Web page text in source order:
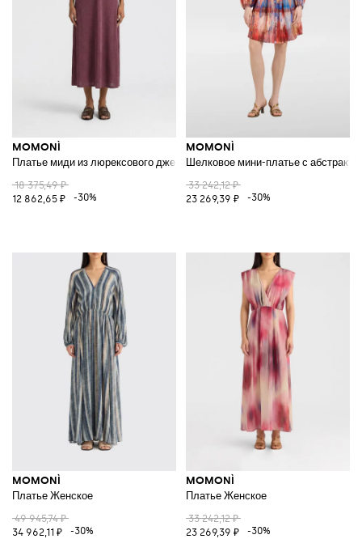
MOMONÌ
Платье миди из люрексового джерси
18 375,49 ₽
12 862,65 ₽
-30%
MOMONÌ
Шелковое мини-платье с
33 242,12 ₽
23 269,39 ₽
-30%
MOMONÌ
Платье Женское
49 945,74 ₽
34 962,11 ₽
-30%
MOMONÌ
Платье Женское
33 242,12 ₽
23 269,39 ₽
-30%